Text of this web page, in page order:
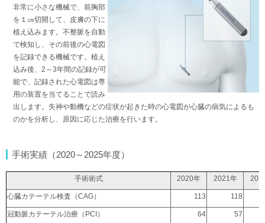
非常に小さな機械で、前胸部
を１㎝切開して、皮膚の下に
植え込みます。不整脈を自動
で検知し、その前後の心電図
を記録できる機械です。植え
込み後、2～3年間の記録が可
能で、記録された心電図は専
用の装置を当てることで読み
出します。失神や動機などの症状が起きた時の心電図が心臓の病気によるも
のかを分析し、原因に応じた治療を行います。
手術実績（2020～2025年度）
手術術式 2020年 2021年
心臓カテーテル検査（CAG） 113 118
冠動脈カテーテル治療（PCI） 64 57